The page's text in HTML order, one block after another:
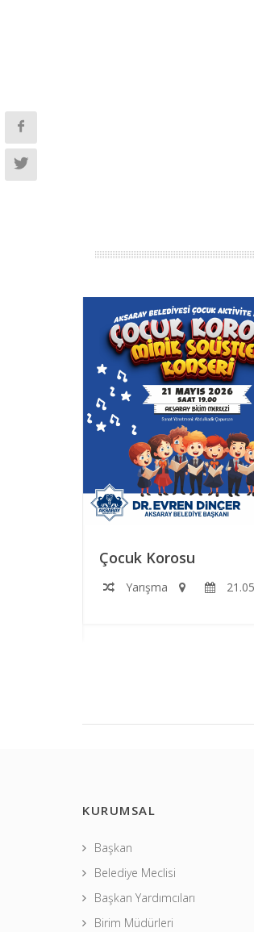
Çocuk Korosu
Yarışma
KURUMSAL
Başkan
Belediye Meclisi
Başkan Yardımcıları
Birim Müdürleri